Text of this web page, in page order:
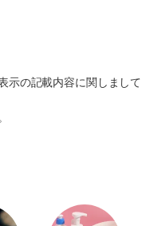
の記載内容に関しまし